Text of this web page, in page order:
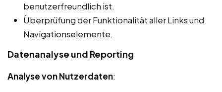
benutzerfreundlich ist.
Überprüfung der Funktionalität aller Links und
Navigationselemente.
Datenanalyse und Reporting
Analyse von Nutzerdaten: